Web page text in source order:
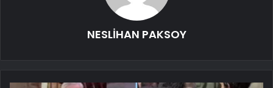
NESLİHAN PAKSOY